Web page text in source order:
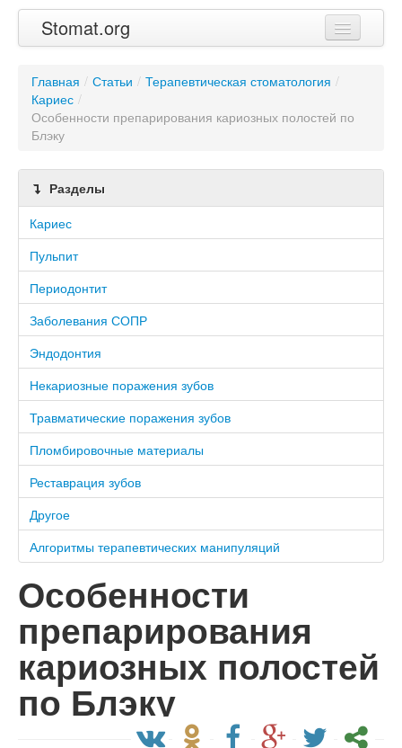
Stomat.org
Статьи
Главная / Статьи / Терапевтическая стоматология /
Кариес /
Особенности препарирования кариозных полостей по
Блэку
Разделы
Кариес
Пульпит
Периодонтит
Заболевания СОПР
Эндодонтия
Некариозные поражения зубов
Травматические поражения зубов
Пломбировочные материалы
Реставрация зубов
Другое
Алгоритмы терапевтических манипуляций
Особенности
препарирования
кариозных полостей
по Блэку